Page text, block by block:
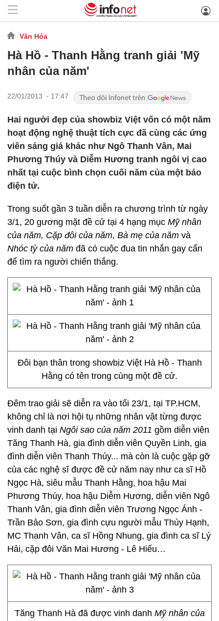
Văn Hóa
Hà Hồ - Thanh Hằng tranh giải 'Mỹ
nhân của năm'
22/01/2013 - 17:47
Hai người đẹp của showbiz Việt vốn có một năm
hoạt động nghệ thuật tích cực đã cùng các ứng
viên sáng giá khác như Ngô Thanh Vân, Mai
Phương Thúy và Diễm Hương tranh ngôi vị cao
nhất tại cuộc bình chọn cuối năm của một báo
điện tử.
Trong suốt gần 3 tuần diễn ra chương trình từ ngày
3/1, 20 gương mặt đề cử tại 4 hạng mục Mỹ nhân
của năm, Cặp đôi của năm, Bà mẹ của năm và
Nhóc tỳ của năm đã có cuộc đua tin nhắn gay cấn
để tìm ra người chiến thắng.
Đôi bạn thân trong showbiz Việt Hà Hồ - Thanh
Hằng có tên trong cùng một đề cử.
Đêm trao giải sẽ diễn ra vào tối 23/1, tại TP.HCM,
không chỉ là nơi hội tụ những nhân vật từng được
vinh danh tại Ngôi sao của năm 2011 gồm diễn viên
Tăng Thanh Hà, gia đình diễn viên Quyền Linh, gia
đình diễn viên Thanh Thúy... mà còn là cuộc gặp gỡ
của các nghệ sĩ được đề cử năm nay như ca sĩ Hồ
Ngọc Hà, siêu mẫu Thanh Hằng, hoa hậu Mai
Phương Thúy, hoa hậu Diễm Hương, diễn viên Ngô
Thanh Vân, gia đình diễn viên Trương Ngọc Ánh -
Trần Bảo Sơn, gia đình cựu người mẫu Thúy Hạnh,
MC Thanh Vân, ca sĩ Hồng Nhung, gia đình ca sĩ Lý
Hải, cặp đôi Văn Mai Hương - Lê Hiếu…
Tăng Thanh Hà đã được vinh danh Mỹ nhân của